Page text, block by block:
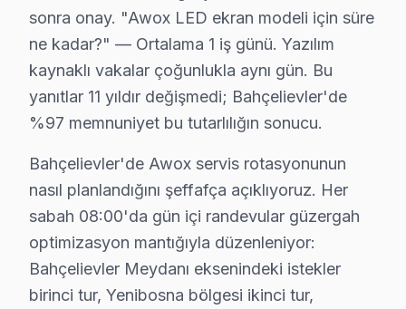
• Bahçelievler servisimizde güncel teknoloji ve arıza
• Bahçelievler'de müşteri memnuniyeti odaklı yaklaşım
• Temiz ve düzenli çalışma prensibi
Bahçelievler'da Awox televizyonunuzun tamirini
Awox televizyon ünitesi teknik desteğimiz
Servis ağı detayları:
• Bahçelievler ve çevresi tam kapsama —
• Bahçelievler'de yoğun saatlerde bile aynı gün
• Bahçelievler'de kurumsal ve bireysel müşterilere
sonra onay. "Awox LED ekran modeli için süre
ne kadar?" — Ortalama 1 iş günü. Yazılım
kaynaklı vakalar çoğunlukla aynı gün. Bu
yanıtlar 11 yıldır değişmedi; Bahçelievler'de
%97 memnuniyet bu tutarlılığın sonucu.
Bahçelievler'de Awox servis rotasyonunun
nasıl planlandığını şeffafça açıklıyoruz. Her
sabah 08:00'da gün içi randevular güzergah
optimizasyon mantığıyla düzenleniyor:
Bahçelievler Meydanı eksenindeki istekler
birinci tur, Yenibosna bölgesi ikinci tur,